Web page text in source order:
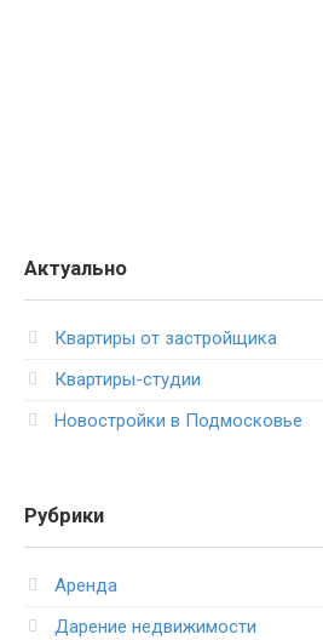
Актуально
Квартиры от застройщика
Квартиры-студии
Новостройки в Подмосковье
Рубрики
Аренда
Дарение недвижимости